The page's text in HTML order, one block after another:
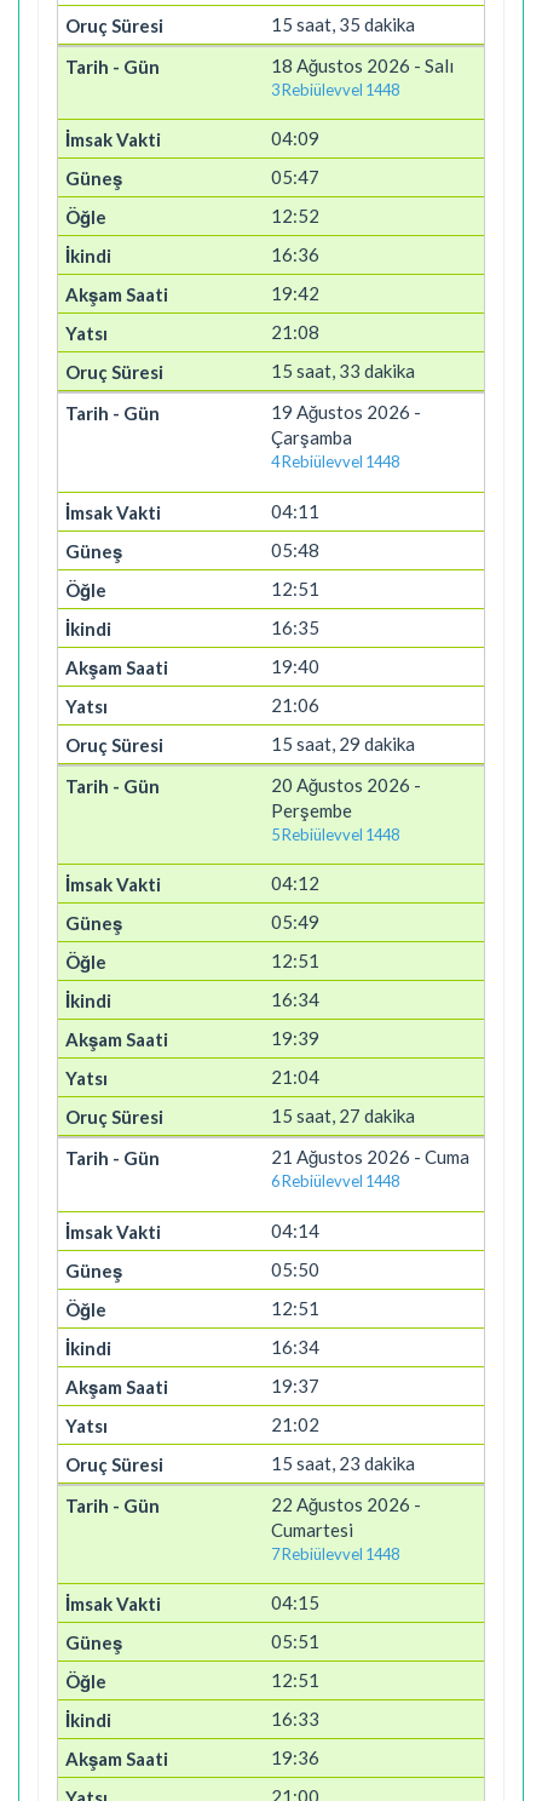
15 saat, 35 dakika
18 Ağustos 2026 - Salı
3 Rebiülevvel 1448
04:09
05:47
12:52
16:36
19:42
21:08
15 saat, 33 dakika
19 Ağustos 2026 -
Çarşamba
4 Rebiülevvel 1448
04:11
05:48
12:51
16:35
19:40
21:06
15 saat, 29 dakika
20 Ağustos 2026 -
Perşembe
5 Rebiülevvel 1448
04:12
05:49
12:51
16:34
19:39
21:04
15 saat, 27 dakika
21 Ağustos 2026 - Cuma
6 Rebiülevvel 1448
04:14
05:50
12:51
16:34
19:37
21:02
15 saat, 23 dakika
22 Ağustos 2026 -
Cumartesi
7 Rebiülevvel 1448
04:15
05:51
12:51
16:33
19:36
21:00